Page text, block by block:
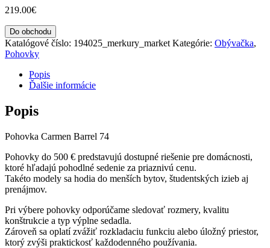
219.00€
Do obchodu
Katalógové číslo: 194025_merkury_market Kategórie: Obývačka,
Pohovky
Popis
Ďalšie informácie
Popis
Pohovka Carmen Barrel 74
Pohovky do 500 € predstavujú dostupné riešenie pre domácnosti,
ktoré hľadajú pohodlné sedenie za priaznivú cenu.
Takéto modely sa hodia do menších bytov, študentských izieb aj
prenájmov.
Pri výbere pohovky odporúčame sledovať rozmery, kvalitu
konštrukcie a typ výplne sedadla.
Zároveň sa oplatí zvážiť rozkladaciu funkciu alebo úložný priestor,
ktorý zvýši praktickosť každodenného používania.